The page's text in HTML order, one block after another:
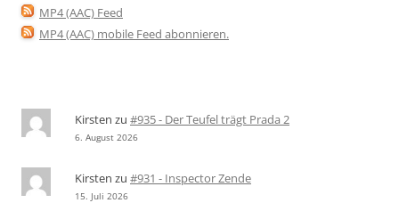
MP4 (AAC) Feed
MP4 (AAC) mobile Feed abonnieren.
Kirsten zu #935 - Der Teufel trägt Prada 2
6. August 2026
Kirsten zu #931 - Inspector Zende
15. Juli 2026